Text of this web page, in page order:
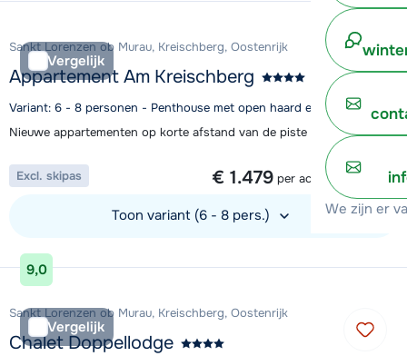
We zijn er
Vergelijk
Sankt Lorenzen ob Murau, Kreischberg, Oostenrijk
Appartement Am Kreischberg
Variant: 6 - 8 personen - Penthouse met open haard en privé-sauna
Nieuwe appartementen op korte afstand van de piste in St. Lorenzen
1 week vanaf
€ 1.479 per accommodatie
Excl. skipas
Toon variant (6 - 8 pers.)
Bekijk accommodatie
9,0
Vergelijk
Sankt Lorenzen ob Murau, Kreischberg, Oostenrijk
Chalet Doppellodge